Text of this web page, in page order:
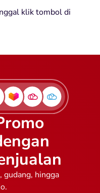
klik tombol di
gudang, hingga